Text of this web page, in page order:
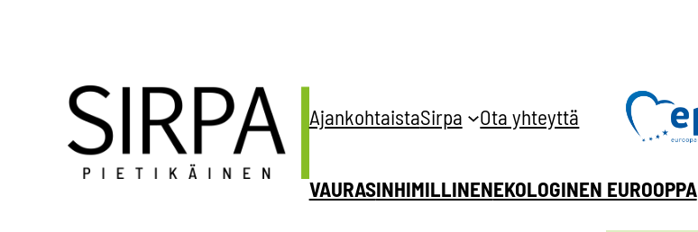
AjankohtaistaSirpa Ota yhteyttä
VAURASINHIMILLINENEKOLOGINEN EUROOPPA